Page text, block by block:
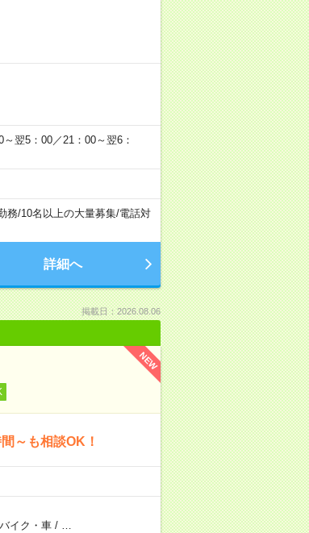
翌5：00／21：00～翌6：
務/10名以上の大量募集/電話対
詳細へ
掲載日：2026.08.06
NEW
～も相談OK！
イク・車/